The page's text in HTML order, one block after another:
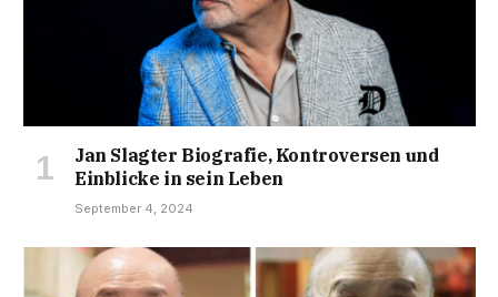
Jan Slagter Biografie, Kontroversen und
Einblicke in sein Leben
September 4, 2024